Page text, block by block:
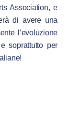
Association, e
di avere una
l’evoluzione
soprattutto per